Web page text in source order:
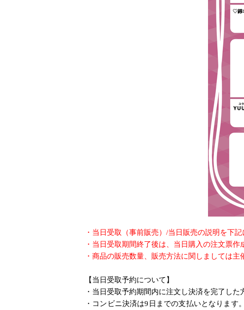
・当日受取（事前販売）/当日販売の説明を下
・当日受取期間終了後は、当日購入の注文票作
・商品の販売数量、販売方法に関しましては
【当日受取予約について】
・当日受取予約期間内に注文し決済を完了し
・コンビニ決済は9日までの支払いとなりま